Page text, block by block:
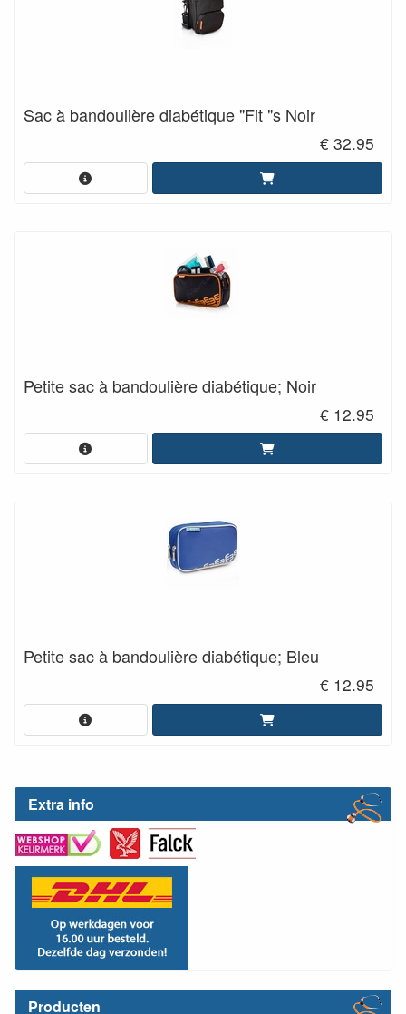
Extra info
Producten
Sac à bandoulière diabétique "Fit "s Noir
€ 32.95
Petite sac à bandoulière diabétique; Noir
€ 12.95
Petite sac à bandoulière diabétique; Bleu
€ 12.95